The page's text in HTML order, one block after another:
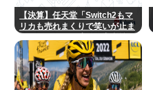
【決算】任天堂「Switch2もマ
リカも売れまくりで笑いが止ま
前年同期比2.2倍の2061億円に